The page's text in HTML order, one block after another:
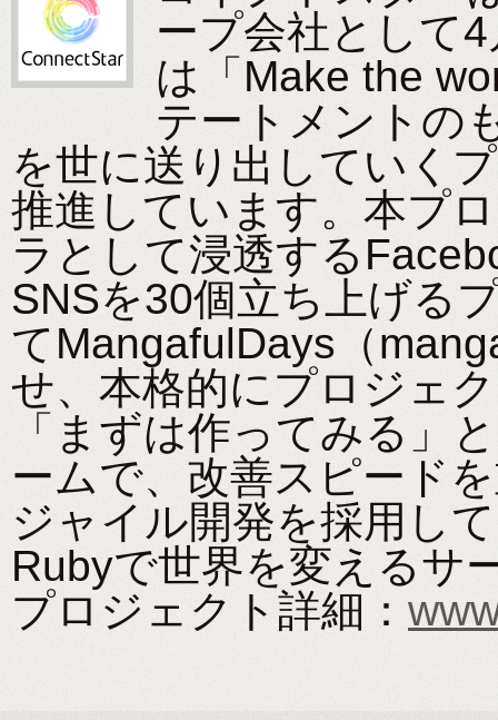
ープ会社として
は「Make the
テートメントの
を世に送り出していく
推進しています。本プ
ラとして浸透する
SNSを30個立ち上げる
てMangafulDays（
せ、本格的にプロジェ
「まずは作ってみる」
ームで、改善スピード
ジャイル開発を採用し
Rubyで世界を変えるサ
プロジェクト詳細：